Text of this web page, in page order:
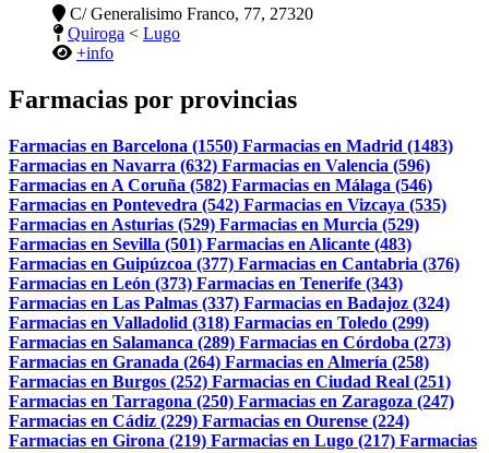
C/ Generalisimo Franco, 77, 27320
Quiroga < Lugo
+info
Farmacias por provincias
Farmacias en Barcelona (1550) Farmacias en Madrid (1483)
Farmacias en Navarra (632) Farmacias en Valencia (596)
Farmacias en A Coruña (582) Farmacias en Málaga (546)
Farmacias en Pontevedra (542) Farmacias en Vizcaya (535)
Farmacias en Asturias (529) Farmacias en Murcia (529)
Farmacias en Sevilla (501) Farmacias en Alicante (483)
Farmacias en Guipúzcoa (377) Farmacias en Cantabria (376)
Farmacias en León (373) Farmacias en Tenerife (343)
Farmacias en Las Palmas (337) Farmacias en Badajoz (324)
Farmacias en Valladolid (318) Farmacias en Toledo (299)
Farmacias en Salamanca (289) Farmacias en Córdoba (273)
Farmacias en Granada (264) Farmacias en Almería (258)
Farmacias en Burgos (252) Farmacias en Ciudad Real (251)
Farmacias en Tarragona (250) Farmacias en Zaragoza (247)
Farmacias en Cádiz (229) Farmacias en Ourense (224)
Farmacias en Girona (219) Farmacias en Lugo (217) Farmacias